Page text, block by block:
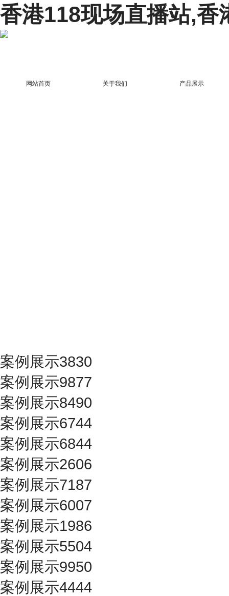
香港118现场直播站,香
网站首页 关于我们 产品展示
案例展示3830
案例展示9877
案例展示8490
案例展示6744
案例展示6844
案例展示2606
案例展示7187
案例展示6007
案例展示1986
案例展示5504
案例展示9950
案例展示4444